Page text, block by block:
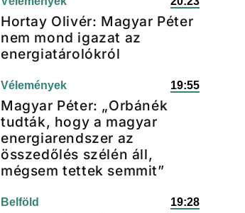
Hortay Olivér: Magyar Péter
nem mond igazat az
energiatárolókról
Vélemények 19:55
Magyar Péter: „Orbánék
tudták, hogy a magyar
energiarendszer az
összedőlés szélén áll,
mégsem tettek semmit”
Belföld 19:28